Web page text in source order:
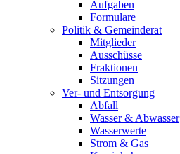
Aufgaben
Formulare
Politik & Gemeinderat
Mitglieder
Ausschüsse
Fraktionen
Sitzungen
Ver- und Entsorgung
Abfall
Wasser & Abwasser
Wasserwerte
Strom & Gas